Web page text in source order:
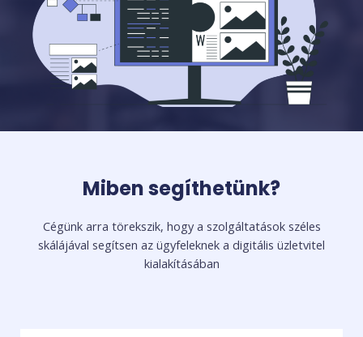
Miben segíthetünk?
Cégünk arra törekszik, hogy a szolgáltatások széles
skálájával segítsen az ügyfeleknek a digitális üzletvitel
kialakításában